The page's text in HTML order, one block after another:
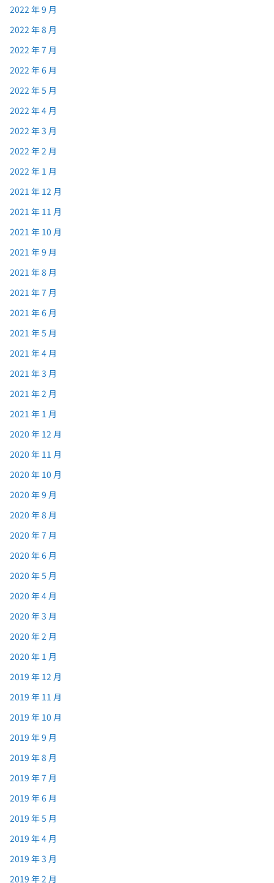
2022 年 9 月
2022 年 8 月
2022 年 7 月
2022 年 6 月
2022 年 5 月
2022 年 4 月
2022 年 3 月
2022 年 2 月
2022 年 1 月
2021 年 12 月
2021 年 11 月
2021 年 10 月
2021 年 9 月
2021 年 8 月
2021 年 7 月
2021 年 6 月
2021 年 5 月
2021 年 4 月
2021 年 3 月
2021 年 2 月
2021 年 1 月
2020 年 12 月
2020 年 11 月
2020 年 10 月
2020 年 9 月
2020 年 8 月
2020 年 7 月
2020 年 6 月
2020 年 5 月
2020 年 4 月
2020 年 3 月
2020 年 2 月
2020 年 1 月
2019 年 12 月
2019 年 11 月
2019 年 10 月
2019 年 9 月
2019 年 8 月
2019 年 7 月
2019 年 6 月
2019 年 5 月
2019 年 4 月
2019 年 3 月
2019 年 2 月